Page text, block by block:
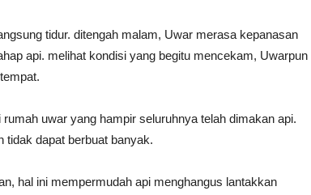
tidur. ditengah malam, Uwar merasa kepanasan
api. melihat kondisi yang begitu mencekam, Uwarpun
uwar yang hampir seluruhnya telah dimakan api.
tidak dapat berbuat banyak.
hal ini mempermudah api menghangus lantakkan